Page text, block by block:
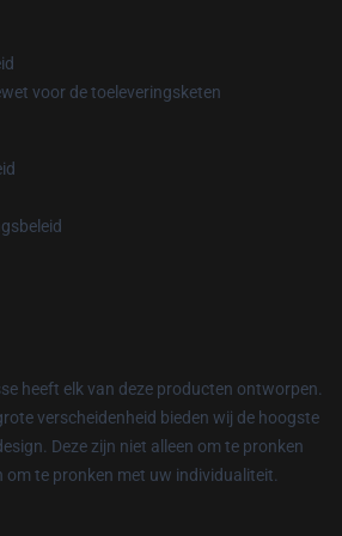
voor de toeleveringsketen
heeft elk van deze producten ontworpen.
verscheidenheid bieden wij de hoogste
Deze zijn niet alleen om te pronken
om te pronken met uw individualiteit.